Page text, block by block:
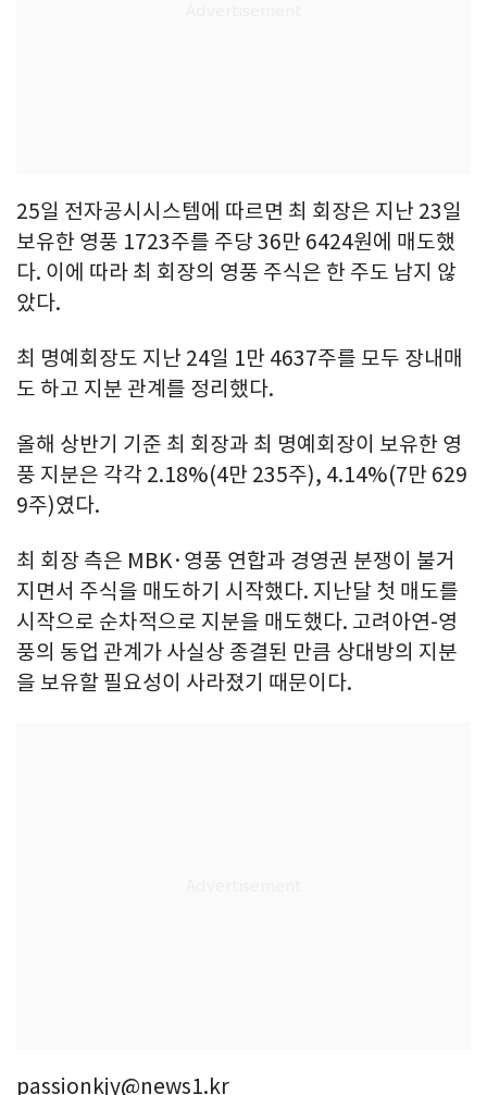
25일 전자공시시스템에 따르면 최 회장은 지난 23일
보유한 영풍 1723주를 주당 36만 6424원에 매도했
다. 이에 따라 최 회장의 영풍 주식은 한 주도 남지 않
았다.
최 명예회장도 지난 24일 1만 4637주를 모두 장내매
도 하고 지분 관계를 정리했다.
올해 상반기 기준 최 회장과 최 명예회장이 보유한 영
풍 지분은 각각 2.18%(4만 235주), 4.14%(7만 629
9주)였다.
최 회장 측은 MBK·영풍 연합과 경영권 분쟁이 불거
지면서 주식을 매도하기 시작했다. 지난달 첫 매도를
시작으로 순차적으로 지분을 매도했다. 고려아연-영
풍의 동업 관계가 사실상 종결된 만큼 상대방의 지분
을 보유할 필요성이 사라졌기 때문이다.
passionkjy@news1.kr